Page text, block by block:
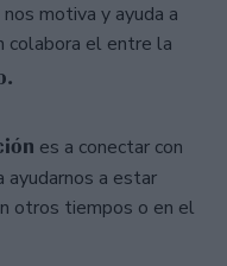
motiva y ayuda a
colabora el entre la
es a conectar con
ayudarnos a estar
otros tiempos o en el